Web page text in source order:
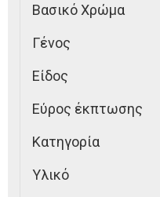
Βασικό Χρώμα
Γένος
Είδος
Εύρος έκπτωσης
Κατηγορία
Υλικό